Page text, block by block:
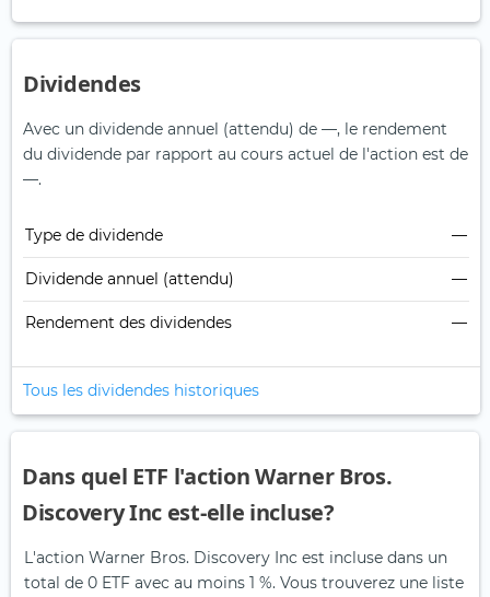
Dividendes
Avec un dividende annuel (attendu) de —, le rendement
du dividende par rapport au cours actuel de l'action est de
—.
Type de dividende —
Dividende annuel (attendu) —
Rendement des dividendes —
Tous les dividendes historiques
Dans quel ETF l'action Warner Bros.
Discovery Inc est-elle incluse?
L'action Warner Bros. Discovery Inc est incluse dans un
total de 0 ETF avec au moins 1 %. Vous trouverez une liste